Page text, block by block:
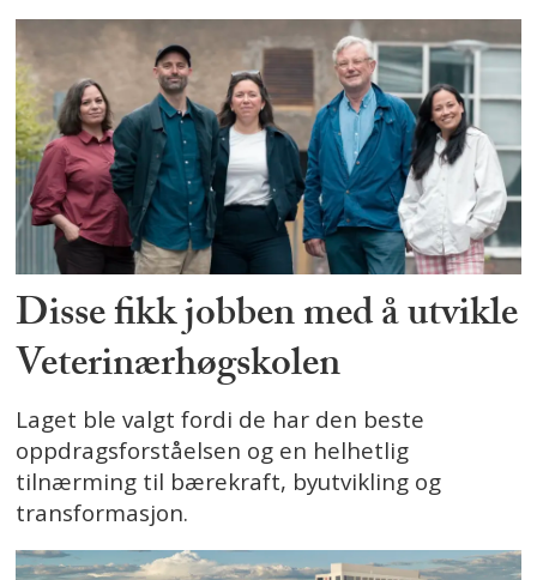
Disse fikk jobben med å utvikle
Veterinærhøgskolen
Laget ble valgt fordi de har den beste
oppdragsforståelsen og en helhetlig
tilnærming til bærekraft, byutvikling og
transformasjon.